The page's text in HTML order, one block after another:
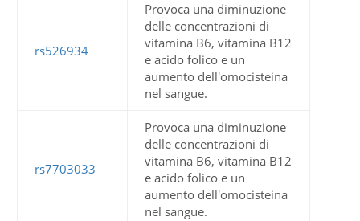
rs526934
Provoca una diminuzione
delle concentrazioni di
vitamina B6, vitamina B12
e acido folico e un
aumento dell'omocisteina
nel sangue.
rs7703033
Provoca una diminuzione
delle concentrazioni di
vitamina B6, vitamina B12
e acido folico e un
aumento dell'omocisteina
nel sangue.